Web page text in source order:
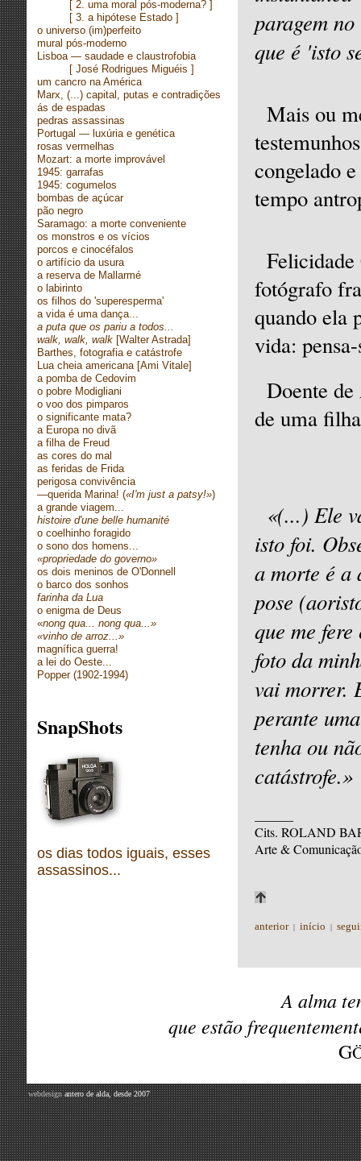
[ 2. uma moral pós-moderna? ]
[ 3. a hipótese Estado ]
o universo (im)perfeito
mural pós-moderno
Lisboa — saudade e claustrofobia
[ José Rodrigues Miguéis ]
um cancro na América
Marx, (...) capital, putas e contradições
ás de espadas
pedras assassinas
Portugal — luxúria e genética
rosas vermelhas
Mozart: a morte improvável
1945: garrafas
1945: cogumelos
bombas de açúcar
pão negro
Saramago: a morte conveniente
os monstros e os vícios
porcos e cinocéfalos
o artifício da usura
a reserva de Mallarmé
o labirinto
os filhos do 'superesperma'
a vida é uma dança...
a puta que os pariu a todos...
walk, walk, walk [Walter Astrada]
Barthes, fotografia e catástrofe
Lua cheia americana [Ami Vitale]
a pomba de Cedovim
o pobre Modigliani
o voo dos pimparos
o significante mata?
a Europa no divã
a filha de Freud
as cores do mal
as feridas de Frida
perigosa convivência
—querida Marina! («I'm just a patsy!»)
a grande viagem...
histoire d'une belle humanité
o coelhinho foragido
o sono dos homens...
«propriedade do governo»
os dois meninos de O'Donnell
o barco dos sonhos
farinha da Lua
o enigma de Deus
«nong qua... nong qua...»
«vinho de arroz...»
magnífica guerra!
a lei do Oeste...
Popper (1902-1994)
SnapShots
os dias todos iguais, esses
assassinos...
paragem
que é 'isto
Mais ou
congelado
tempo
fotógrafo
quando ela
vida:
Doente
de uma
«(...) Ele
isto foi.
a morte é a
pose
que me
foto da
vai morrer.
perante
tenha ou
catástrofe.»
Cits. ROLAND
Arte &
anterior| início |
A alma
que estão
G
webdesignantero de alda,desde 2007